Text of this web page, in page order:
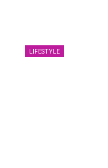
LIFESTYLE